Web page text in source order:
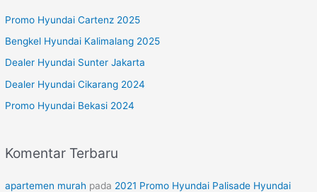
u
k
:
Promo Hyundai Cartenz 2025
Bengkel Hyundai Kalimalang 2025
Dealer Hyundai Sunter Jakarta
Dealer Hyundai Cikarang 2024
Promo Hyundai Bekasi 2024
Komentar Terbaru
apartemen murah pada 2021 Promo Hyundai Palisade Hyundai